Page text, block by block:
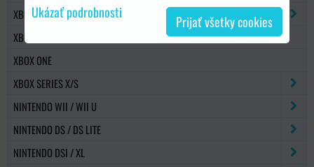
XBOX 360
XBOX 360 SLIM
XBOX ONE
XBOX SERIES X/S
NINTENDO WII / WII U
NINTENDO DS / DS LITE
NINTENDO DSI / XL
Ukázať podrobnosti
Prijať všetky cookies